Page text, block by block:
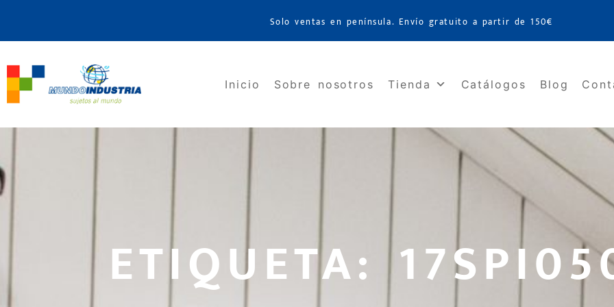
Solo ventas en península. Envío gratuito a partir de 150€
Inicio Sobre nosotros Tienda Catálogos Blog
ETIQUETA: